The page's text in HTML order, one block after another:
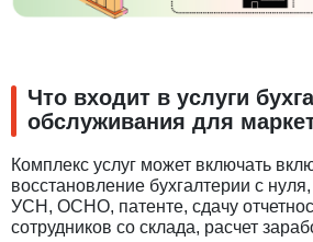
Что входит в услуги
обслуживания для
Комплекс услуг может включать
восстановление бухгалтерии с
УСН, ОСНО, патенте, сдачу
сотрудников со склада, расчет